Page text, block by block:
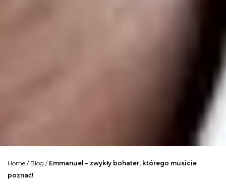
Home / Blog / Emmanuel – zwykły bohater, którego musicie
poznać!